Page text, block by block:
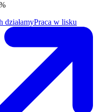
działamyPraca w lisku